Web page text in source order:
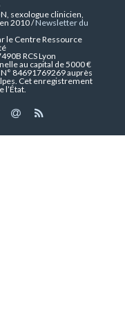
sexologue clinicien,
2010 /Newsletter du
le Centre Ressource
RCS Lyon
au capital de 5000 €
84691769269 auprès
Cet enregistrement
l’État.